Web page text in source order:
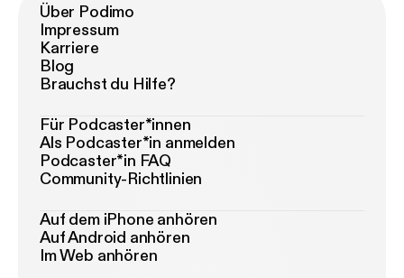
Über Podimo
Impressum
Karriere
Blog
Brauchst du Hilfe?
Für Podcaster*innen
Als Podcaster*in anmelden
Podcaster*in FAQ
Community-Richtlinien
Auf dem iPhone anhören
Auf Android anhören
Im Web anhören